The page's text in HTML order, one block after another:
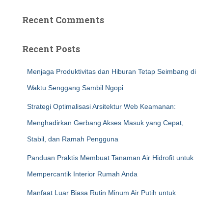
Recent Comments
Recent Posts
Menjaga Produktivitas dan Hiburan Tetap Seimbang di
Waktu Senggang Sambil Ngopi
Strategi Optimalisasi Arsitektur Web Keamanan:
Menghadirkan Gerbang Akses Masuk yang Cepat,
Stabil, dan Ramah Pengguna
Panduan Praktis Membuat Tanaman Air Hidrofit untuk
Mempercantik Interior Rumah Anda
Manfaat Luar Biasa Rutin Minum Air Putih untuk